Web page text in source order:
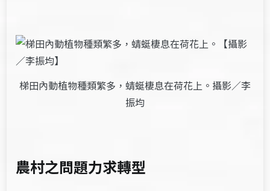
梯田內動植物種類繁多，蜻蜓棲息在荷花上。攝影／李
振均
農村之問題力求轉型